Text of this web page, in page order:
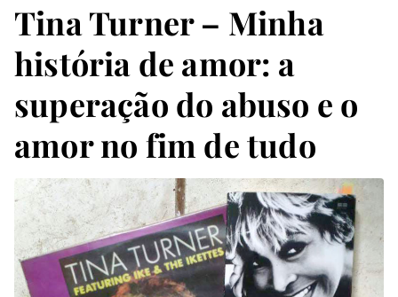
Tina Turner – Minha
história de amor: a
superação do abuso e o
amor no fim de tudo